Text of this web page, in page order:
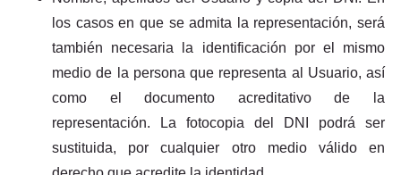
los casos en que se admita la representación, será
también necesaria la identificación por el mismo
medio de la persona que representa al Usuario, así
como el documento acreditativo de la
representación. La fotocopia del DNI podrá ser
sustituida, por cualquier otro medio válido en